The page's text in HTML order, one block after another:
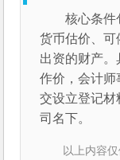
核心条件
货币估价、可
出资的财产
作价，会计师
交设立登记材
司名下。
以上内容